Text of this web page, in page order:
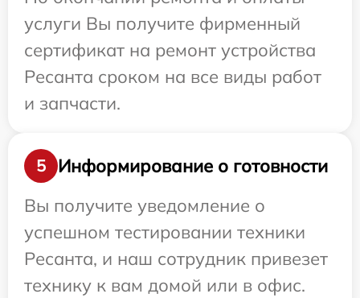
услуги Вы получите фирменный
сертификат на ремонт устройства
Ресанта сроком на все виды работ
и запчасти.
5
Информирование о готовности
Вы получите уведомление о
успешном тестировании техники
Ресанта, и наш сотрудник привезет
технику к вам домой или в офис.